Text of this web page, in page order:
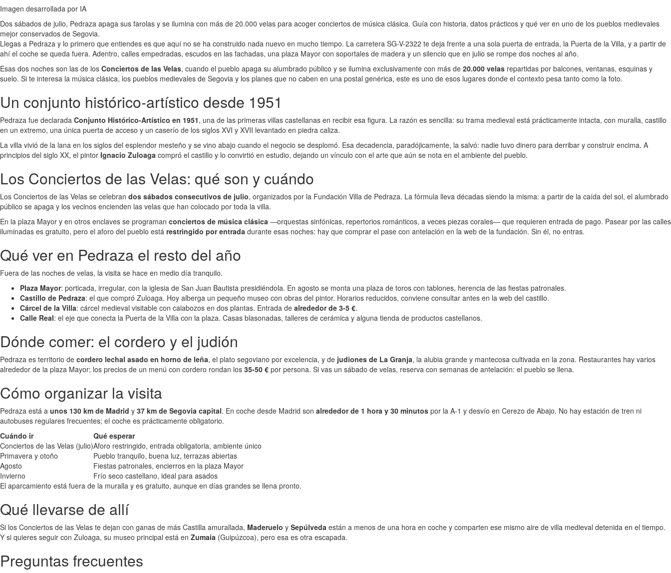
Imagen desarrollada por IA
Dos sábados de julio, Pedraza apaga sus farolas y se ilumina con más de 20.000 velas para acoger conciertos de música clásica. Guía con historia, datos prácticos y qué ver en uno de los pueblos medievales
mejor conservados de Segovia.
Llegas a Pedraza y lo primero que entiendes es que aquí no se ha construido nada nuevo en mucho tiempo. La carretera SG-V-2322 te deja frente a una sola puerta de entrada, la Puerta de la Villa, y a partir de
ahí el coche se queda fuera. Adentro, calles empedradas, escudos en las fachadas, una plaza Mayor con soportales de madera y un silencio que en julio se rompe dos noches al año.
Esas dos noches son las de los Conciertos de las Velas, cuando el pueblo apaga su alumbrado público y se ilumina exclusivamente con más de 20.000 velas repartidas por balcones, ventanas, esquinas y
suelo. Si te interesa la música clásica, los pueblos medievales de Segovia y los planes que no caben en una postal genérica, este es uno de esos lugares donde el contexto pesa tanto como la foto.
Un conjunto histórico-artístico desde 1951
Pedraza fue declarada Conjunto Histórico-Artístico en 1951, una de las primeras villas castellanas en recibir esa figura. La razón es sencilla: su trama medieval está prácticamente intacta, con muralla, castillo
en un extremo, una única puerta de acceso y un caserío de los siglos XVI y XVII levantado en piedra caliza.
La villa vivió de la lana en los siglos del esplendor mesteño y se vino abajo cuando el negocio se desplomó. Esa decadencia, paradójicamente, la salvó: nadie tuvo dinero para derribar y construir encima. A
principios del siglo XX, el pintor Ignacio Zuloaga compró el castillo y lo convirtió en estudio, dejando un vínculo con el arte que aún se nota en el ambiente del pueblo.
Los Conciertos de las Velas: qué son y cuándo
Los Conciertos de las Velas se celebran dos sábados consecutivos de julio, organizados por la Fundación Villa de Pedraza. La fórmula lleva décadas siendo la misma: a partir de la caída del sol, el alumbrado
público se apaga y los vecinos encienden las velas que han colocado por toda la villa.
En la plaza Mayor y en otros enclaves se programan conciertos de música clásica —orquestas sinfónicas, repertorios románticos, a veces piezas corales— que requieren entrada de pago. Pasear por las calles
iluminadas es gratuito, pero el aforo del pueblo está restringido por entrada durante esas noches: hay que comprar el pase con antelación en la web de la fundación. Sin él, no entras.
Qué ver en Pedraza el resto del año
Fuera de las noches de velas, la visita se hace en medio día tranquilo.
Plaza Mayor: porticada, irregular, con la iglesia de San Juan Bautista presidiéndola. En agosto se monta una plaza de toros con tablones, herencia de las fiestas patronales.
Castillo de Pedraza: el que compró Zuloaga. Hoy alberga un pequeño museo con obras del pintor. Horarios reducidos, conviene consultar antes en la web del castillo.
Cárcel de la Villa: cárcel medieval visitable con calabozos en dos plantas. Entrada de alrededor de 3-5 €.
Calle Real: el eje que conecta la Puerta de la Villa con la plaza. Casas blasonadas, talleres de cerámica y alguna tienda de productos castellanos.
Dónde comer: el cordero y el judión
Pedraza es territorio de cordero lechal asado en horno de leña, el plato segoviano por excelencia, y de judiones de La Granja, la alubia grande y mantecosa cultivada en la zona. Restaurantes hay varios
alrededor de la plaza Mayor; los precios de un menú con cordero rondan los 35-50 € por persona. Si vas un sábado de velas, reserva con semanas de antelación: el pueblo se llena.
Cómo organizar la visita
Pedraza está a unos 130 km de Madrid y 37 km de Segovia capital. En coche desde Madrid son alrededor de 1 hora y 30 minutos por la A-1 y desvío en Cerezo de Abajo. No hay estación de tren ni
autobuses regulares frecuentes; el coche es prácticamente obligatorio.
Cuándo ir
Qué esperar
Conciertos de las Velas (julio)Aforo restringido, entrada obligatoria, ambiente único
Primavera y otoño
Pueblo tranquilo, buena luz, terrazas abiertas
Agosto
Fiestas patronales, encierros en la plaza Mayor
Invierno
Frío seco castellano, ideal para asados
El aparcamiento está fuera de la muralla y es gratuito, aunque en días grandes se llena pronto.
Qué llevarse de allí
Si los Conciertos de las Velas te dejan con ganas de más Castilla amurallada, Maderuelo y Sepúlveda están a menos de una hora en coche y comparten ese mismo aire de villa medieval detenida en el tiempo.
Y si quieres seguir con Zuloaga, su museo principal está en Zumaia (Guipúzcoa), pero esa es otra escapada.
Preguntas frecuentes